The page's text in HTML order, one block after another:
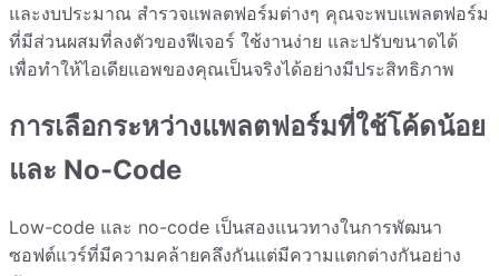
และงบประมาณ สำรวจแพลตฟอร์มต่างๆ คุณจะพบแพลตฟอร์ม
ที่มีส่วนผสมที่ลงตัวของฟีเจอร์ ใช้งานง่าย และปรับขนาดได้
เพื่อทำให้ไอเดียแอพของคุณเป็นจริงได้อย่างมีประสิทธิภาพ
การเลือกระหว่างแพลตฟอร์มที่ใช้โค้ดน้อย
และ No-Code
Low-code และ no-code เป็นสองแนวทางในการพัฒนา
ซอฟต์แวร์ที่มีความคล้ายคลึงกันแต่มีความแตกต่างกันอย่าง